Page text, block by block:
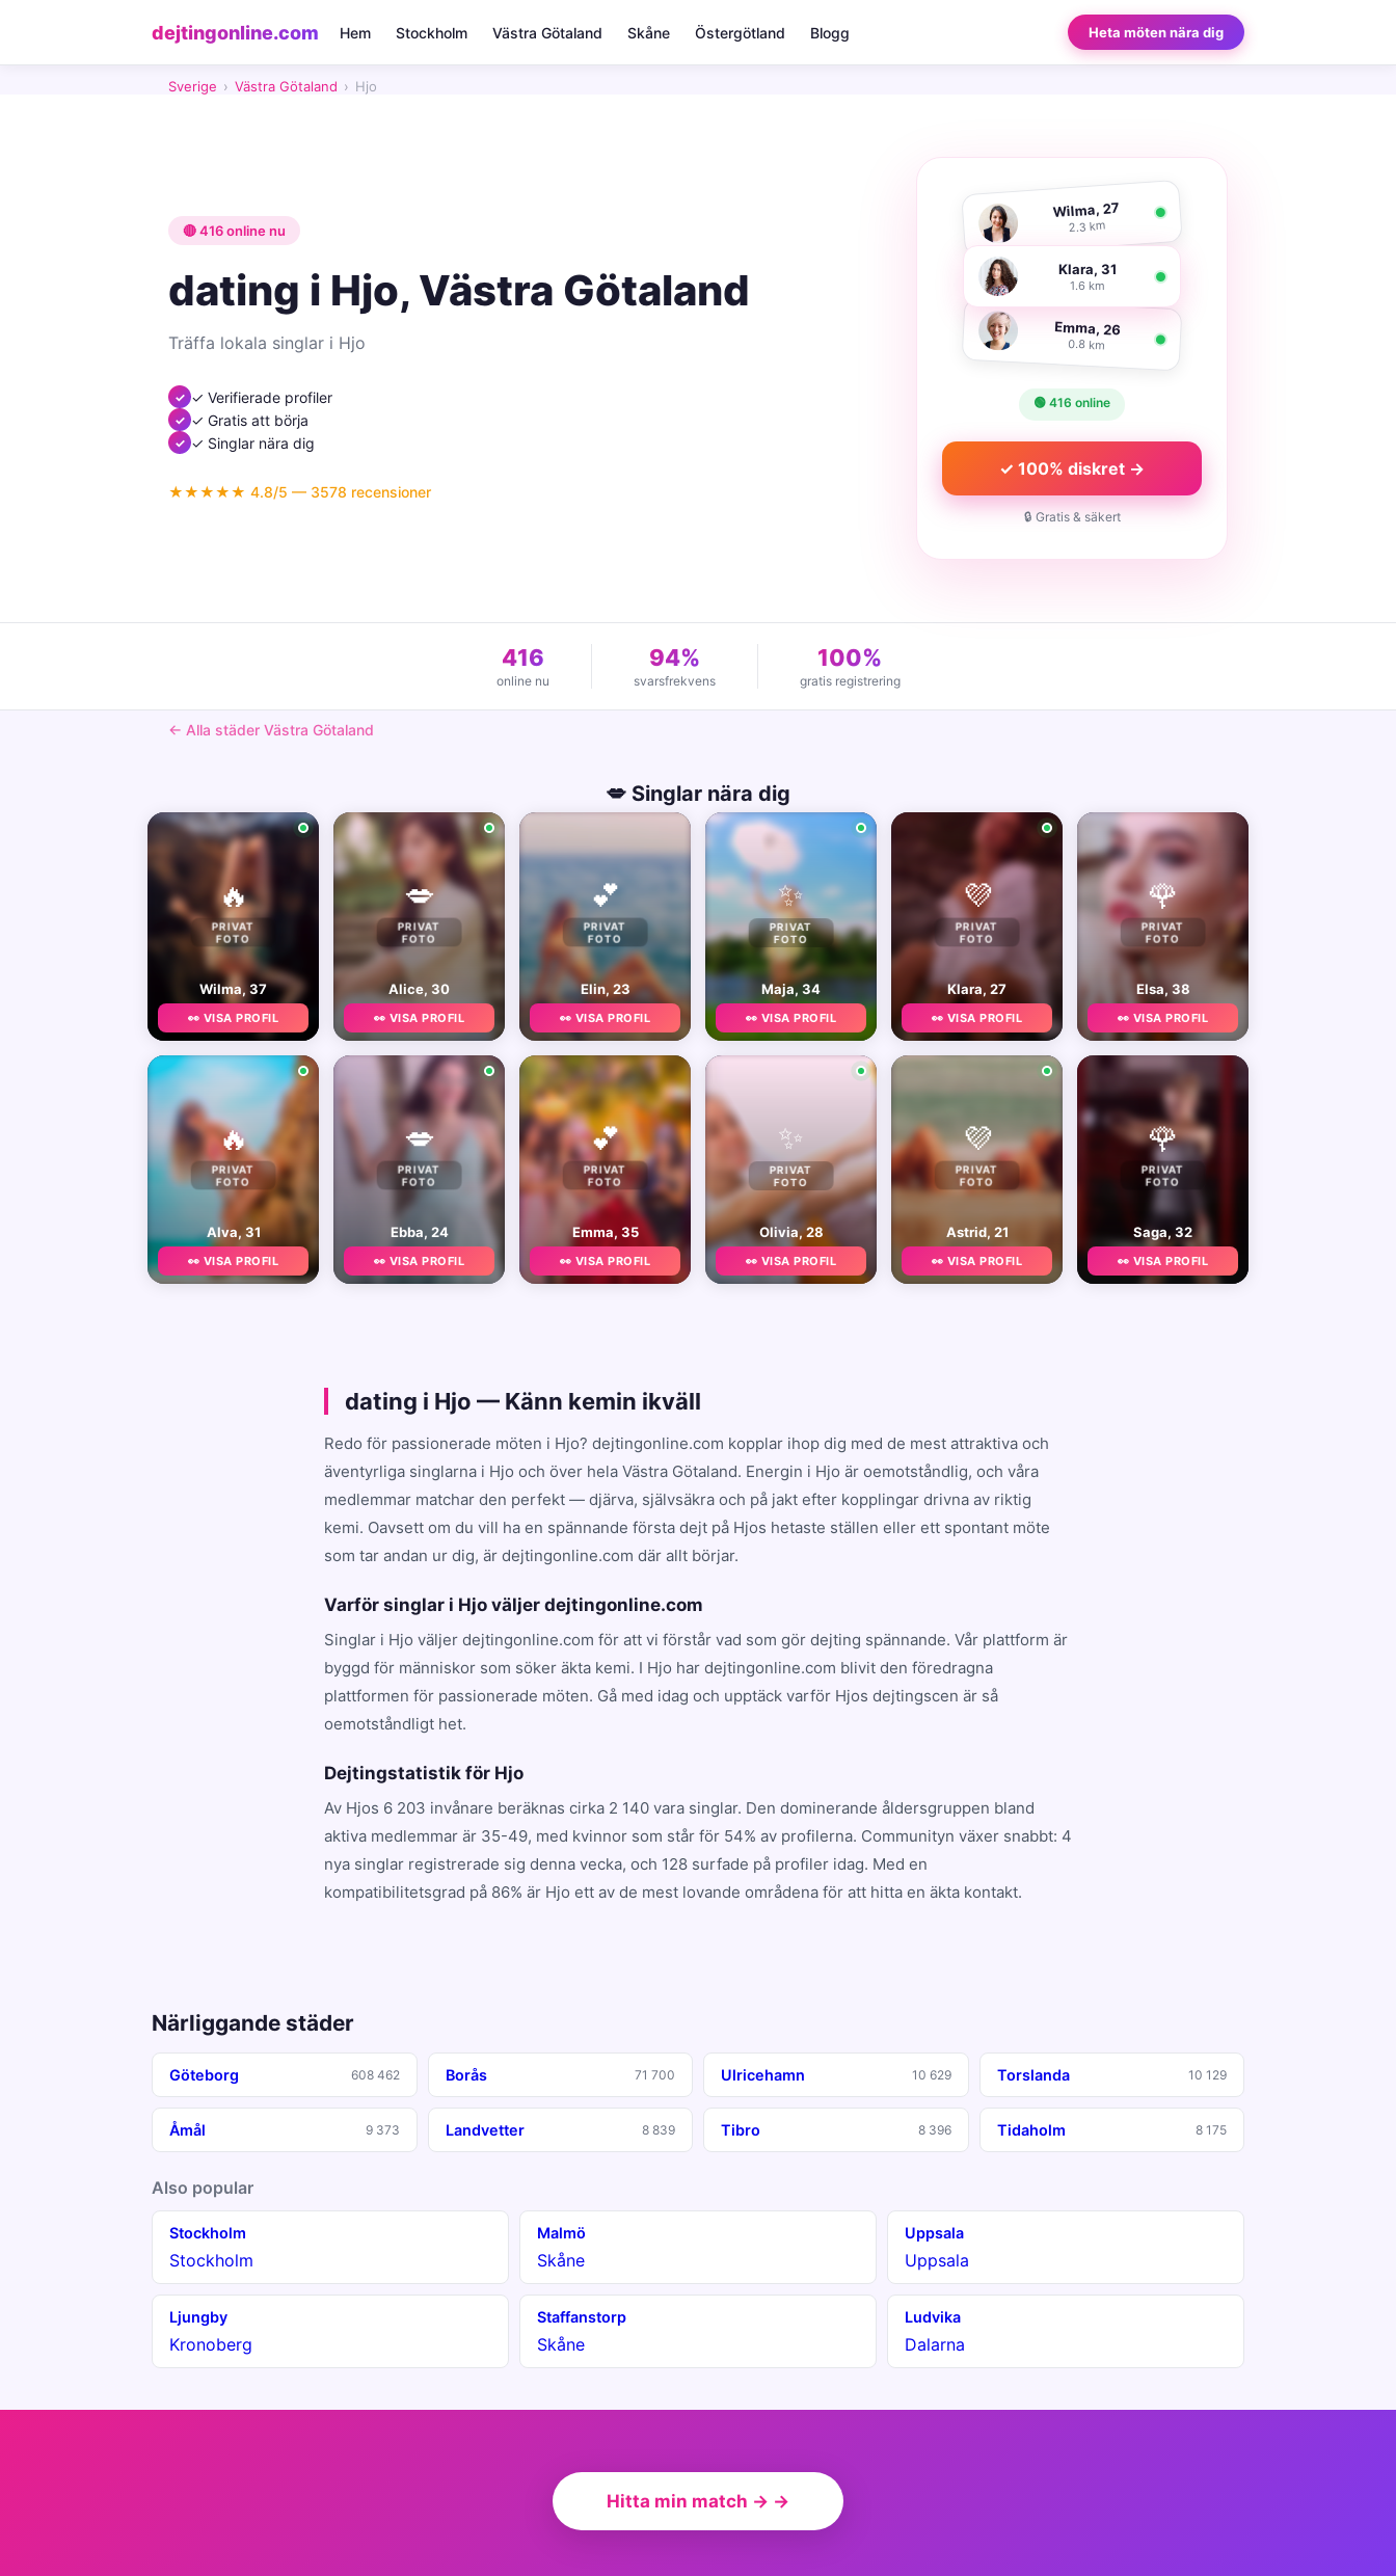
dejtingonline.com Hem Stockholm Västra Götaland Skåne Östergötland Blogg Heta möten nära dig
Sverige › Västra Götaland › Hjo
🔴 416 online nu
dating i Hjo, Västra Götaland
Träffa lokala singlar i Hjo
✓ Verifierade profiler
✓ Gratis att börja
✓ Singlar nära dig
★★★★★ 4.8/5 — 3578 recensioner
Wilma, 27
2.3 km
Klara, 31
1.6 km
Emma, 26
0.8 km
🟢 416 online
✓ 100% diskret →
🔒 Gratis & säkert
416
online nu
94%
svarsfrekvens
100%
gratis registrering
← Alla städer Västra Götaland
💋 Singlar nära dig
🔥
PRIVAT
FOTO
Wilma, 37
👀 VISA PROFIL
💋
PRIVAT
FOTO
Alice, 30
👀 VISA PROFIL
💕
PRIVAT
FOTO
Elin, 23
👀 VISA PROFIL
✨
PRIVAT
FOTO
Maja, 34
👀 VISA PROFIL
💜
PRIVAT
FOTO
Klara, 27
👀 VISA PROFIL
🌹
PRIVAT
FOTO
Elsa, 38
👀 VISA PROFIL
🔥
PRIVAT
FOTO
Alva, 31
👀 VISA PROFIL
💋
PRIVAT
FOTO
Ebba, 24
👀 VISA PROFIL
💕
PRIVAT
FOTO
Emma, 35
👀 VISA PROFIL
✨
PRIVAT
FOTO
Olivia, 28
👀 VISA PROFIL
💜
PRIVAT
FOTO
Astrid, 21
👀 VISA PROFIL
🌹
PRIVAT
FOTO
Saga, 32
👀 VISA PROFIL
dating i Hjo — Känn kemin ikväll
Redo för passionerade möten i Hjo? dejtingonline.com kopplar ihop dig med de mest attraktiva och
äventyrliga singlarna i Hjo och över hela Västra Götaland. Energin i Hjo är oemotståndlig, och våra
medlemmar matchar den perfekt — djärva, självsäkra och på jakt efter kopplingar drivna av riktig
kemi. Oavsett om du vill ha en spännande första dejt på Hjos hetaste ställen eller ett spontant möte
som tar andan ur dig, är dejtingonline.com där allt börjar.
Varför singlar i Hjo väljer dejtingonline.com
Singlar i Hjo väljer dejtingonline.com för att vi förstår vad som gör dejting spännande. Vår plattform är
byggd för människor som söker äkta kemi. I Hjo har dejtingonline.com blivit den föredragna
plattformen för passionerade möten. Gå med idag och upptäck varför Hjos dejtingscen är så
oemotståndligt het.
Dejtingstatistik för Hjo
Av Hjos 6 203 invånare beräknas cirka 2 140 vara singlar. Den dominerande åldersgruppen bland
aktiva medlemmar är 35-49, med kvinnor som står för 54% av profilerna. Communityn växer snabbt: 4
nya singlar registrerade sig denna vecka, och 128 surfade på profiler idag. Med en
kompatibilitetsgrad på 86% är Hjo ett av de mest lovande områdena för att hitta en äkta kontakt.
Närliggande städer
Göteborg 608 462 Borås 71 700 Ulricehamn 10 629 Torslanda 10 129
Åmål 9 373 Landvetter 8 839 Tibro 8 396 Tidaholm 8 175
Also popular
Stockholm
Stockholm
Malmö
Skåne
Uppsala
Uppsala
Ljungby
Kronoberg
Staffanstorp
Skåne
Ludvika
Dalarna
Hitta min match → →